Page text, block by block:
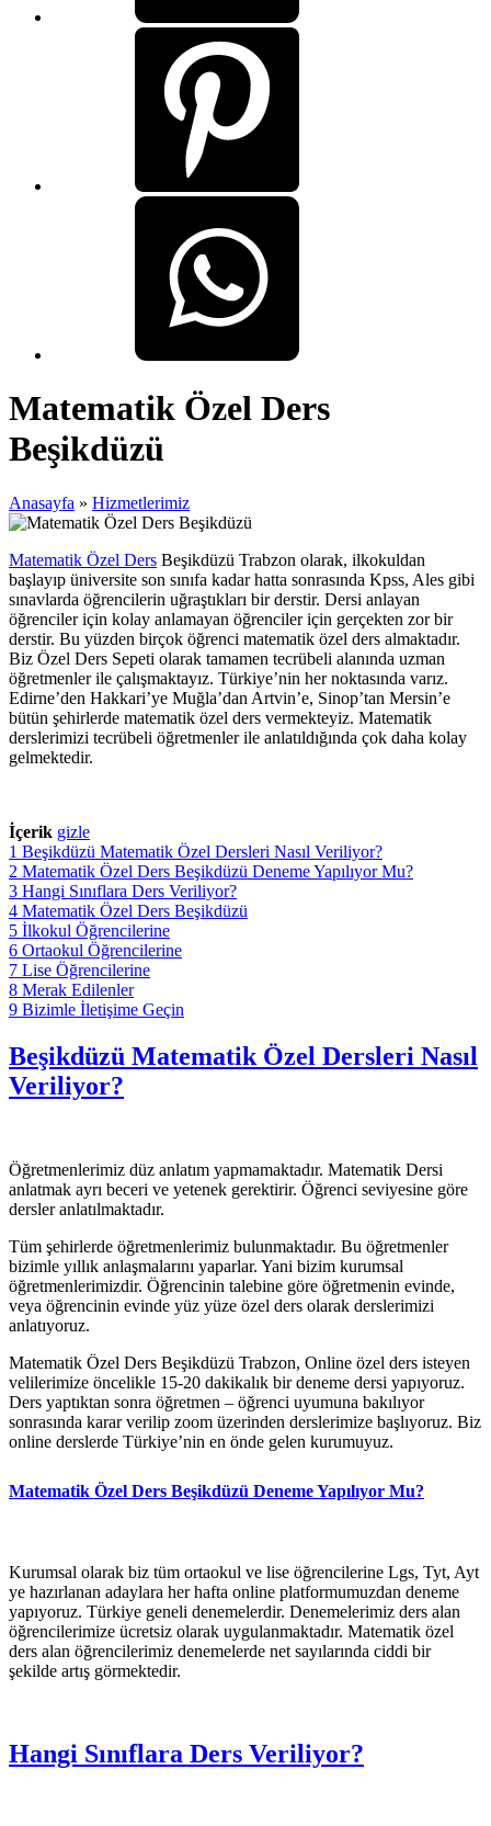
Matematik Özel Ders
Beşikdüzü
Anasayfa » Hizmetlerimiz
Matematik Özel Ders Beşikdüzü Trabzon olarak, ilkokuldan
başlayıp üniversite son sınıfa kadar hatta sonrasında Kpss, Ales gibi
sınavlarda öğrencilerin uğraştıkları bir derstir. Dersi anlayan
öğrenciler için kolay anlamayan öğrenciler için gerçekten zor bir
derstir. Bu yüzden birçok öğrenci matematik özel ders almaktadır.
Biz Özel Ders Sepeti olarak tamamen tecrübeli alanında uzman
öğretmenler ile çalışmaktayız. Türkiye’nin her noktasında varız.
Edirne’den Hakkari’ye Muğla’dan Artvin’e, Sinop’tan Mersin’e
bütün şehirlerde matematik özel ders vermekteyiz. Matematik
derslerimizi tecrübeli öğretmenler ile anlatıldığında çok daha kolay
gelmektedir.
İçerik gizle
1 Beşikdüzü Matematik Özel Dersleri Nasıl Veriliyor?
2 Matematik Özel Ders Beşikdüzü Deneme Yapılıyor Mu?
3 Hangi Sınıflara Ders Veriliyor?
4 Matematik Özel Ders Beşikdüzü
5 İlkokul Öğrencilerine
6 Ortaokul Öğrencilerine
7 Lise Öğrencilerine
8 Merak Edilenler
9 Bizimle İletişime Geçin
Beşikdüzü Matematik Özel Dersleri Nasıl
Veriliyor?
Öğretmenlerimiz düz anlatım yapmamaktadır. Matematik Dersi
anlatmak ayrı beceri ve yetenek gerektirir. Öğrenci seviyesine göre
dersler anlatılmaktadır.
Tüm şehirlerde öğretmenlerimiz bulunmaktadır. Bu öğretmenler
bizimle yıllık anlaşmalarını yaparlar. Yani bizim kurumsal
öğretmenlerimizdir. Öğrencinin talebine göre öğretmenin evinde,
veya öğrencinin evinde yüz yüze özel ders olarak derslerimizi
anlatıyoruz.
Matematik Özel Ders Beşikdüzü Trabzon, Online özel ders isteyen
velilerimize öncelikle 15-20 dakikalık bir deneme dersi yapıyoruz.
Ders yaptıktan sonra öğretmen – öğrenci uyumuna bakılıyor
sonrasında karar verilip zoom üzerinden derslerimize başlıyoruz. Biz
online derslerde Türkiye’nin en önde gelen kurumuyuz.
Matematik Özel Ders Beşikdüzü Deneme Yapılıyor Mu?
Kurumsal olarak biz tüm ortaokul ve lise öğrencilerine Lgs, Tyt, Ayt
ye hazırlanan adaylara her hafta online platformumuzdan deneme
yapıyoruz. Türkiye geneli denemelerdir. Denemelerimiz ders alan
öğrencilerimize ücretsiz olarak uygulanmaktadır. Matematik özel
ders alan öğrencilerimiz denemelerde net sayılarında ciddi bir
şekilde artış görmektedir.
Hangi Sınıflara Ders Veriliyor?